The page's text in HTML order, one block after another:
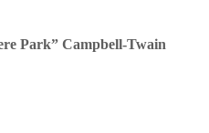
Park” Campbell-Twain